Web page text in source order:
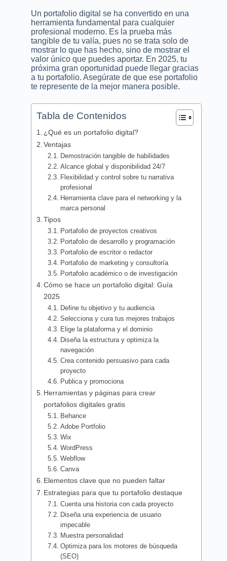
Un portafolio digital se ha convertido en una
herramienta fundamental para cualquier
profesional moderno. Es la prueba más
tangible de tu valía, pues no se trata solo de
mostrar lo que has hecho, sino de mostrar el
valor único que puedes aportar. En 2025, tu
próxima gran oportunidad puede llegar gracias
a tu portafolio. Asegúrate de que ese portafolio
te represente de la mejor manera posible.
Tabla de Contenidos
¿Qué es un portafolio digital?
Ventajas
Demostración tangible de habilidades
Alcance global y disponibilidad 24/7
Flexibilidad y control sobre tu narrativa
profesional
Herramienta clave para el networking y la
marca personal
Tipos
Portafolio de proyectos creativos
Portafolio de desarrollo y programación
Portafolio de escritor o redactor
Portafolio de marketing y consultoría
Portafolio académico o de investigación
Cómo se hace un portafolio digital: Guía
2025
Define tu objetivo y tu audiencia
Selecciona y cura tus mejores trabajos
Elige la plataforma y el dominio
Diseña la estructura y optimiza la
navegación
Crea contenido persuasivo para cada
proyecto
Publica y promociona
Herramientas y páginas para crear
portafolios digitales gratis
Behance
Adobe Portfolio
Wix
WordPress
Webflow
Canva
Elementos clave que no pueden faltar
Estrategias para que tu portafolio destaque
Cuenta una historia con cada proyecto
Diseña una experiencia de usuario
impecable
Muestra personalidad
Optimiza para los motores de búsqueda
(SEO)